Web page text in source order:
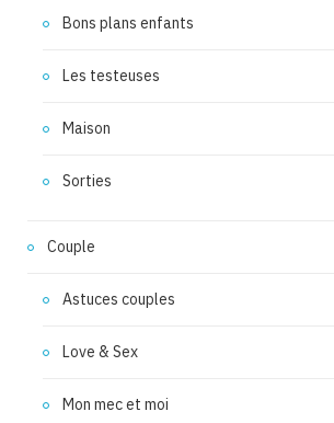
Bons plans enfants
Les testeuses
Maison
Sorties
Couple
Astuces couples
Love & Sex
Mon mec et moi